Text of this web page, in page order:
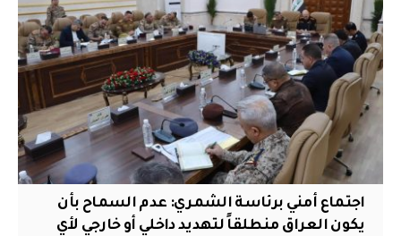
اجتماع أمني برئاسة الشمري: عدم السماح بأن
يكون العراق منطلقاً لتهديد داخلي أو خارجي لأي